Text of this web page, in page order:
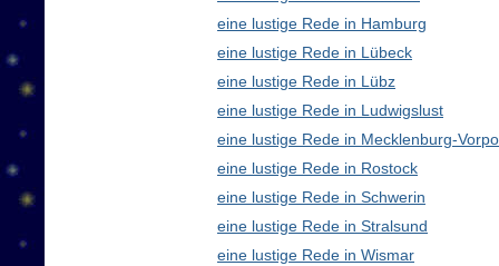
eine lustige Rede in Hamburg
eine lustige Rede in Lübeck
eine lustige Rede in Lübz
eine lustige Rede in Ludwigslust
eine lustige Rede in Mecklenburg-
eine lustige Rede in Rostock
eine lustige Rede in Schwerin
eine lustige Rede in Stralsund
eine lustige Rede in Wismar